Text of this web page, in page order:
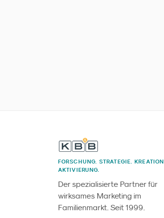
FORSCHUNG. STRATEGIE. KREATION.
AKTIVIERUNG.
Der spezialisierte Partner für
wirksames Marketing im
Familienmarkt. Seit 1999.